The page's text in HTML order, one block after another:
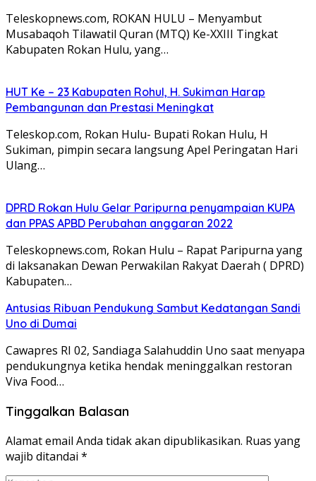
Teleskopnews.com, ROKAN HULU – Menyambut
Musabaqoh Tilawatil Quran (MTQ) Ke-XXIII Tingkat
Kabupaten Rokan Hulu, yang…
HUT Ke – 23 Kabupaten Rohul, H. Sukiman Harap
Pembangunan dan Prestasi Meningkat
Teleskop.com, Rokan Hulu- Bupati Rokan Hulu, H
Sukiman, pimpin secara langsung Apel Peringatan Hari
Ulang…
DPRD Rokan Hulu Gelar Paripurna penyampaian KUPA
dan PPAS APBD Perubahan anggaran 2022
Teleskopnews.com, Rokan Hulu – Rapat Paripurna yang
di laksanakan Dewan Perwakilan Rakyat Daerah ( DPRD)
Kabupaten…
Antusias Ribuan Pendukung Sambut Kedatangan Sandi
Uno di Dumai
Cawapres RI 02, Sandiaga Salahuddin Uno saat menyapa
pendukungnya ketika hendak meninggalkan restoran
Viva Food…
Tinggalkan Balasan
Alamat email Anda tidak akan dipublikasikan. Ruas yang
wajib ditandai *